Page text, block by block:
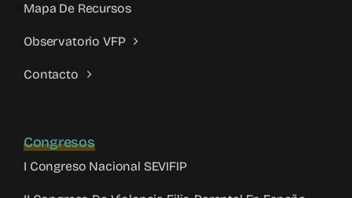
Mapa De Recursos
Observatorio VFP
Contacto
Congresos
I Congreso Nacional SEVIFIP